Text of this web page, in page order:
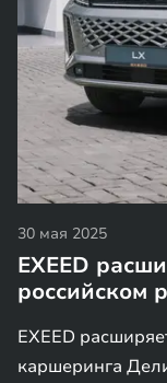
30 мая 2025
EXEED
российском
EXEED
каршеринга